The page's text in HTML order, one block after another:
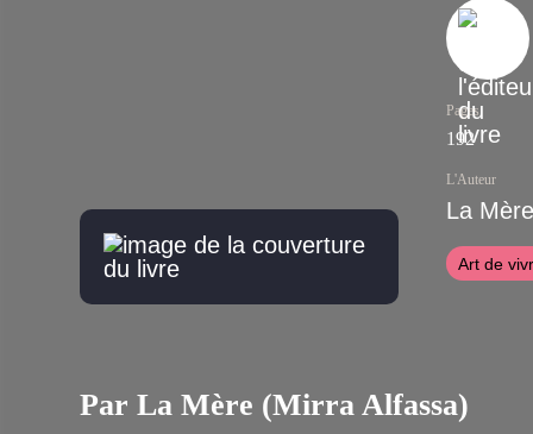
Pages
192
L'Auteur
La
Art de
Par La Mère (Mirra Alfassa)